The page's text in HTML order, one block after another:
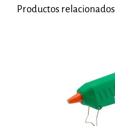
Productos relacionados